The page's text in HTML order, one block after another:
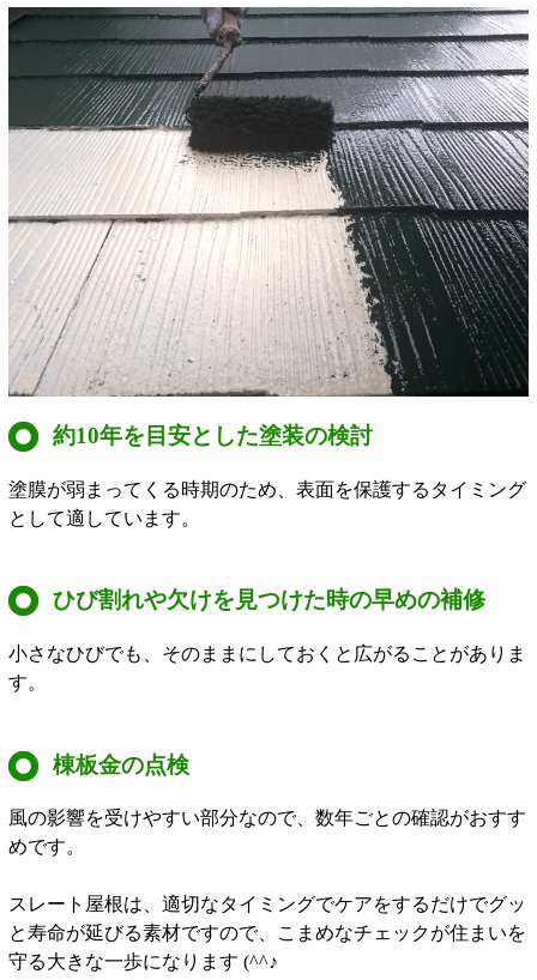
約10年を目安とした塗装の検討
塗膜が弱まってくる時期のため、表面を保護するタイミング
として適しています。
ひび割れや欠けを見つけた時の早めの補修
小さなひびでも、そのままにしておくと広がることがありま
す。
棟板金の点検
風の影響を受けやすい部分なので、数年ごとの確認がおすす
めです。
スレート屋根は、適切なタイミングでケアをするだけでグッ
と寿命が延びる素材ですので、こまめなチェックが住まいを
守る大きな一歩になります (^^♪